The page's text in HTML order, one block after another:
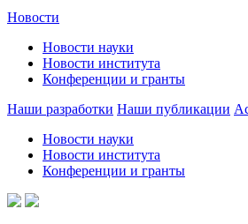
Новости
Новости науки
Новости института
Конференции и гранты
Наши разработки Наши публикации
Новости науки
Новости института
Конференции и гранты